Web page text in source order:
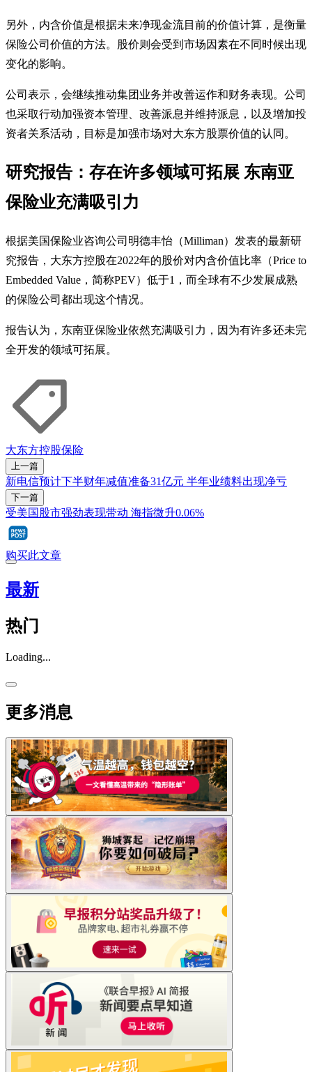
另外，内含价值是根据未来净现金流目前的价值计算，是衡量
保险公司价值的方法。股价则会受到市场因素在不同时候出现
变化的影响。
公司表示，会继续推动集团业务并改善运作和财务表现。公司
也采取行动加强资本管理、改善派息并维持派息，以及增加投
资者关系活动，目标是加强市场对大东方股票价值的认同。
研究报告：存在许多领域可拓展 东南亚
保险业充满吸引力
根据美国保险业咨询公司明德丰怡（Milliman）发表的最新研
究报告，大东方控股在2022年的股价对内含价值比率（Price to
Embedded Value，简称PEV）低于1，而全球有不少发展成熟
的保险公司都出现这个情况。
报告认为，东南亚保险业依然充满吸引力，因为有许多还未完
全开发的领域可拓展。
大东方控股保险
上一篇
新电信预计下半财年减值准备31亿元 半年业绩料出现净亏
下一篇
受美国股市强劲表现带动 海指微升0.06%
购买此文章
最新
热门
Loading...
更多消息